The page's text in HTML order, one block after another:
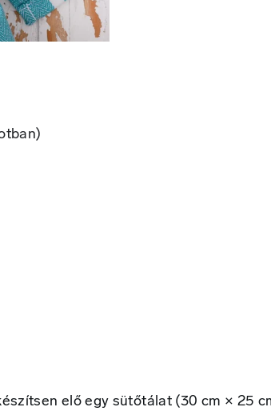
elő egy sütőtálat (30 cm × 25